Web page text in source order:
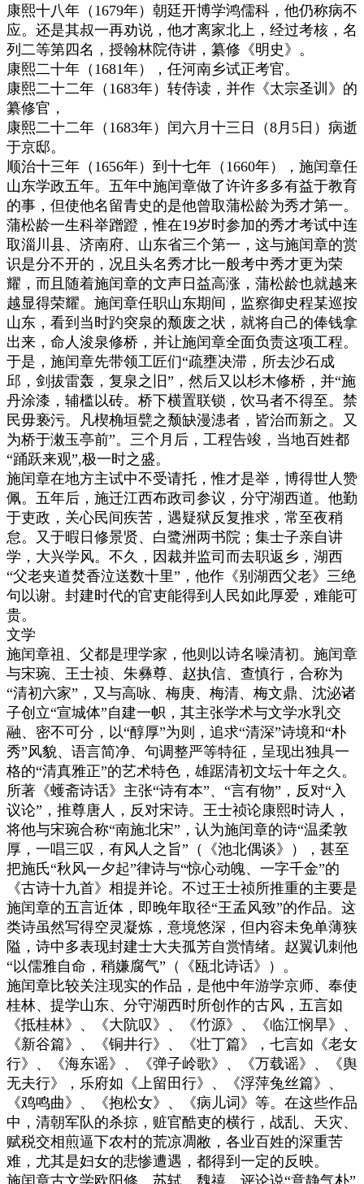
康熙十八年（1679年）朝廷开博学鸿儒科，他仍称病不
应。还是其叔一再劝说，他才离家北上，经过考核，名
列二等第四名，授翰林院侍讲，纂修《明史》。
康熙二十年（1681年），任河南乡试正考官。
康熙二十二年（1683年）转侍读，并作《太宗圣训》的
纂修官，
康熙二十二年（1683年）闰六月十三日（8月5日）病逝
于京邸。
顺治十三年（1656年）到十七年（1660年），施闰章任
山东学政五年。五年中施闰章做了许许多多有益于教育
的事，但使他名留青史的是他曾取蒲松龄为秀才第一。
蒲松龄一生科举蹭蹬，惟在19岁时参加的秀才考试中连
取淄川县、济南府、山东省三个第一，这与施闰章的赏
识是分不开的，况且头名秀才比一般考中秀才更为荣
耀，而且随着施闰章的文声日益高涨，蒲松龄也就越来
越显得荣耀。施闰章任职山东期间，监察御史程某巡按
山东，看到当时趵突泉的颓废之状，就将自己的俸钱拿
出来，命人浚泉修桥，并让施闰章全面负责这项工程。
于是，施闰章先带领工匠们“疏壅决滞，所去沙石成
邱，剑拔雷轰，复泉之旧”，然后又以杉木修桥，并“施
丹涂漆，辅槛以砖。桥下横置联锁，饮马者不得至。禁
民毋亵污。凡楔桷垣甓之颓缺漫漶者，皆治而新之。又
为桥于潄玉亭前”。三个月后，工程告竣，当地百姓都
“踊跃来观”,极一时之盛。
施闰章在地方主试中不受请托，惟才是举，博得世人赞
佩。五年后，施迁江西布政司参议，分守湖西道。他勤
于吏政，关心民间疾苦，遇疑狱反复推求，常至夜稍
怠。又于暇日修景贤、白鹭洲两书院；集士子亲自讲
学，大兴学风。不久，因裁并监司而去职返乡，湖西
“父老夹道焚香泣送数十里”，他作《别湖西父老》三绝
句以谢。封建时代的官吏能得到人民如此厚爱，难能可
贵。
文学
施闰章祖、父都是理学家，他则以诗名噪清初。施闰章
与宋琬、王士祯、朱彝尊、赵执信、查慎行，合称为
“清初六家”，又与高咏、梅庚、梅清、梅文鼎、沈泌诸
子创立“宣城体”自建一帜，其主张学术与文学水乳交
融、密不可分，以“醇厚”为则，追求“清深”诗境和“朴
秀”风貌、语言简净、句调整严等特征，呈现出独具一
格的“清真雅正”的艺术特色，雄踞清初文坛十年之久。
所著《蠖斋诗话》主张“诗有本”、“言有物”，反对“入
议论”，推尊唐人，反对宋诗。王士祯论康熙时诗人，
将他与宋琬合称“南施北宋”，认为施闰章的诗“温柔敦
厚，一唱三叹，有风人之旨”（《池北偶谈》），甚至
把施氏“秋风一夕起”律诗与“惊心动魄、一字千金”的
《古诗十九首》相提并论。不过王士祯所推重的主要是
施闰章的五言近体，即晚年取径“王孟风致”的作品。这
类诗虽然写得空灵凝炼，意境悠深，但内容未免单薄狭
隘，诗中多表现封建士大夫孤芳自赏情绪。赵翼讥刺他
“以儒雅自命，稍嫌腐气”（《瓯北诗话》）。
施闰章比较关注现实的作品，是他中年游学京师、奉使
桂林、提学山东、分守湖西时所创作的古风，五言如
《抵桂林》、《大阬叹》、《竹源》、《临江悯旱》、
《新谷篇》、《铜井行》、《壮丁篇》，七言如《老女
行》、《海东谣》、《弹子岭歌》、《万载谣》、《舆
无夫行》，乐府如《上留田行》、《浮萍兔丝篇》、
《鸡鸣曲》、《抱松女》、《病儿词》等。在这些作品
中，清朝军队的杀掠，赃官酷吏的横行，战乱、天灾、
赋税交相煎逼下农村的荒凉凋敝，各业百姓的深重苦
难，尤其是妇女的悲惨遭遇，都得到一定的反映。
施闰章古文学欧阳修、苏轼，魏禧，评论说“意静气朴”